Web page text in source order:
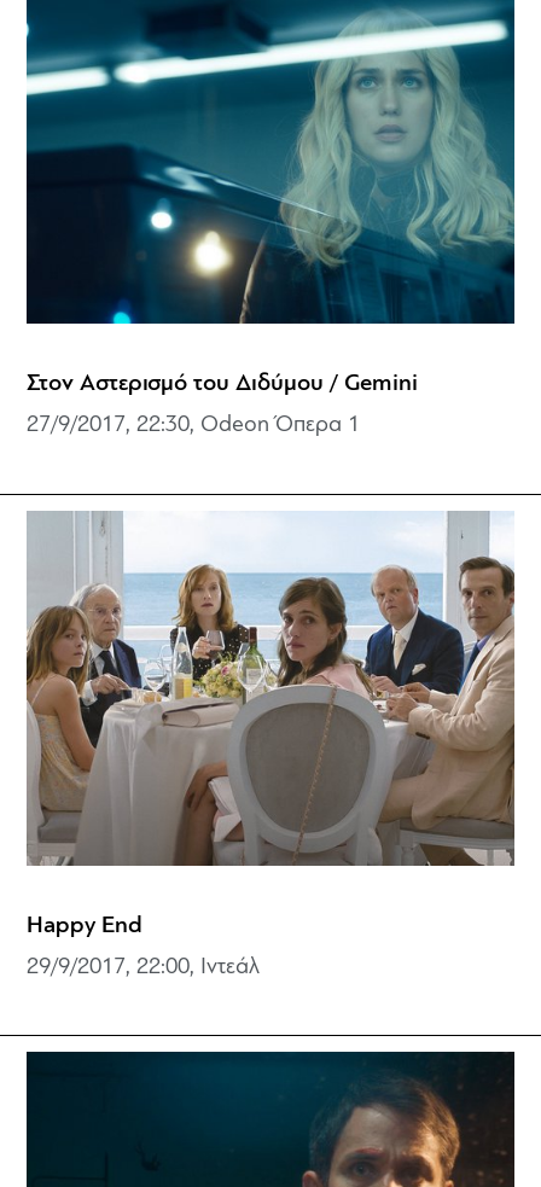
Στον Αστερισμό του Διδύμου / Gemini
27/9/2017, 22:30, Odeon Όπερα 1
Happy End
29/9/2017, 22:00, Ιντεάλ